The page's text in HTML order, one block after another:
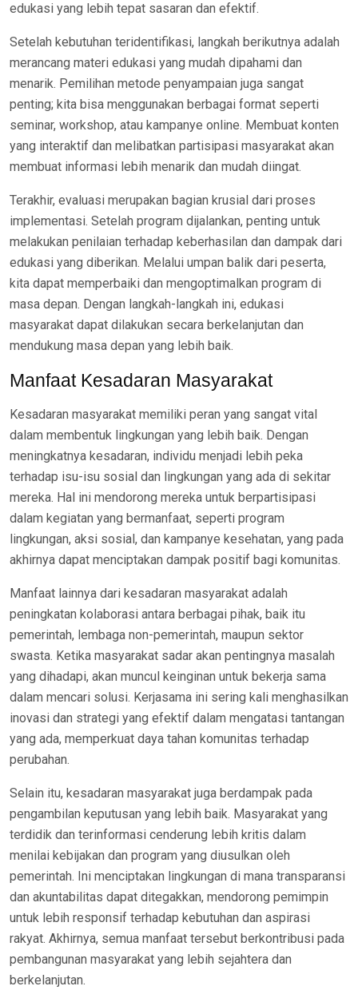
edukasi yang lebih tepat sasaran dan efektif.
Setelah kebutuhan teridentifikasi, langkah berikutnya adalah
merancang materi edukasi yang mudah dipahami dan
menarik. Pemilihan metode penyampaian juga sangat
penting; kita bisa menggunakan berbagai format seperti
seminar, workshop, atau kampanye online. Membuat konten
yang interaktif dan melibatkan partisipasi masyarakat akan
membuat informasi lebih menarik dan mudah diingat.
Terakhir, evaluasi merupakan bagian krusial dari proses
implementasi. Setelah program dijalankan, penting untuk
melakukan penilaian terhadap keberhasilan dan dampak dari
edukasi yang diberikan. Melalui umpan balik dari peserta,
kita dapat memperbaiki dan mengoptimalkan program di
masa depan. Dengan langkah-langkah ini, edukasi
masyarakat dapat dilakukan secara berkelanjutan dan
mendukung masa depan yang lebih baik.
Manfaat Kesadaran Masyarakat
Kesadaran masyarakat memiliki peran yang sangat vital
dalam membentuk lingkungan yang lebih baik. Dengan
meningkatnya kesadaran, individu menjadi lebih peka
terhadap isu-isu sosial dan lingkungan yang ada di sekitar
mereka. Hal ini mendorong mereka untuk berpartisipasi
dalam kegiatan yang bermanfaat, seperti program
lingkungan, aksi sosial, dan kampanye kesehatan, yang pada
akhirnya dapat menciptakan dampak positif bagi komunitas.
Manfaat lainnya dari kesadaran masyarakat adalah
peningkatan kolaborasi antara berbagai pihak, baik itu
pemerintah, lembaga non-pemerintah, maupun sektor
swasta. Ketika masyarakat sadar akan pentingnya masalah
yang dihadapi, akan muncul keinginan untuk bekerja sama
dalam mencari solusi. Kerjasama ini sering kali menghasilkan
inovasi dan strategi yang efektif dalam mengatasi tantangan
yang ada, memperkuat daya tahan komunitas terhadap
perubahan.
Selain itu, kesadaran masyarakat juga berdampak pada
pengambilan keputusan yang lebih baik. Masyarakat yang
terdidik dan terinformasi cenderung lebih kritis dalam
menilai kebijakan dan program yang diusulkan oleh
pemerintah. Ini menciptakan lingkungan di mana transparansi
dan akuntabilitas dapat ditegakkan, mendorong pemimpin
untuk lebih responsif terhadap kebutuhan dan aspirasi
rakyat. Akhirnya, semua manfaat tersebut berkontribusi pada
pembangunan masyarakat yang lebih sejahtera dan
berkelanjutan.